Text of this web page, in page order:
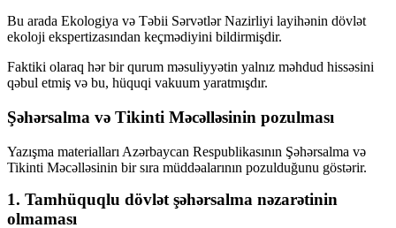
Bu arada Ekologiya və Təbii Sərvətlər Nazirliyi layihənin dövlət
ekoloji ekspertizasından keçmədiyini bildirmişdir.
Faktiki olaraq hər bir qurum məsuliyyətin yalnız məhdud hissəsini
qəbul etmiş və bu, hüquqi vakuum yaratmışdır.
Şəhərsalma və Tikinti Məcəlləsinin pozulması
Yazışma materialları Azərbaycan Respublikasının Şəhərsalma və
Tikinti Məcəlləsinin bir sıra müddəalarının pozulduğunu göstərir.
1. Tamhüquqlu dövlət şəhərsalma nəzarətinin
olmaması